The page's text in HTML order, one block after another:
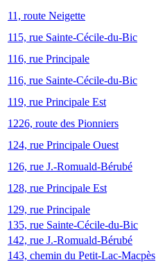
11, route Neigette
115, rue Sainte-Cécile-du-Bic
116, rue Principale
116, rue Sainte-Cécile-du-Bic
119, rue Principale Est
1226, route des Pionniers
124, rue Principale Ouest
126, rue J.-Romuald-Bérubé
128, rue Principale Est
129, rue Principale
135, rue Sainte-Cécile-du-Bic
142, rue J.-Romuald-Bérubé
143, chemin du Petit-Lac-Macpès